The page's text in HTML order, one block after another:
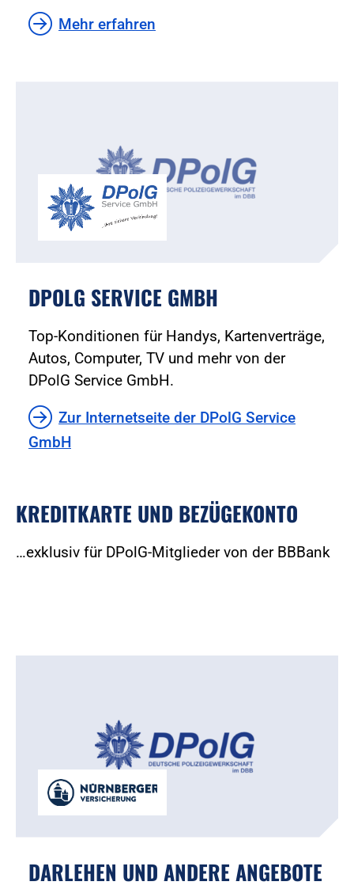
Mehr erfahren
DPOLG SERVICE GMBH
Top-Konditionen für Handys, Kartenverträge,
Autos, Computer, TV und mehr von der
DPolG Service GmbH.
Zur Internetseite der DPolG Service
GmbH
KREDITKARTE UND BEZÜGEKONTO
…exklusiv für DPolG-Mitglieder von der BBBank
DARLEHEN UND ANDERE ANGEBOTE